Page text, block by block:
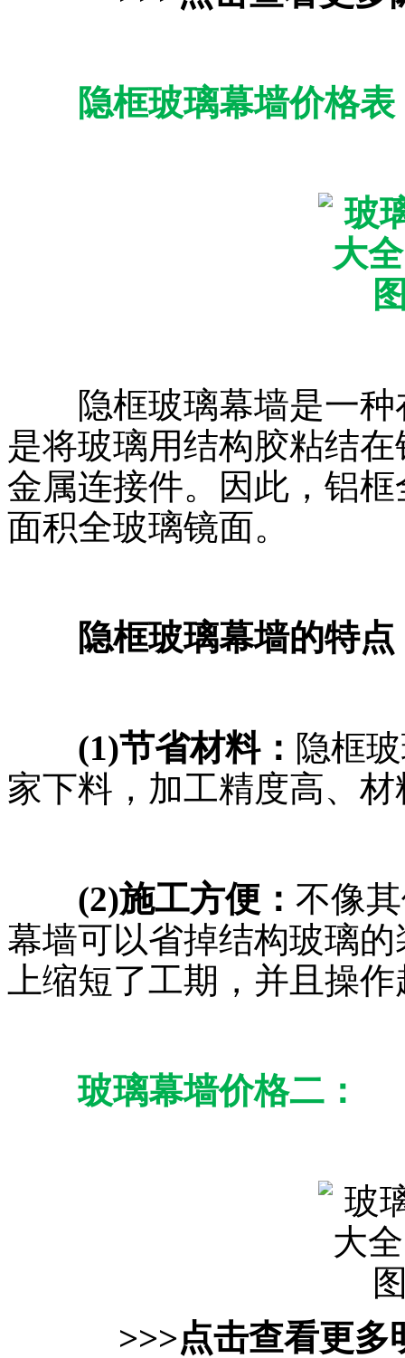
隐框玻璃幕墙价格表
隐框玻璃幕墙是一种
是将玻璃用结构胶粘结
金属连接件。因此，铝
面积全玻璃镜面。
隐框玻璃幕墙的特点
(1)节省材料： 隐框
家下料，加工精度高、
(2)施工方便： 不像
幕墙可以省掉结构玻璃
上缩短了工期，并且操
玻璃幕墙价格二：
>>>点击查看更